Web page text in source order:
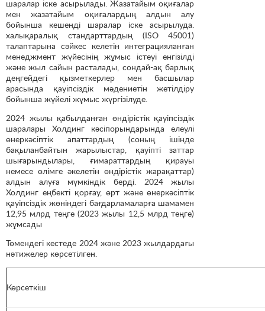
шаралар іске асырылады. Жазатайым оқиғалар
мен жазатайым оқиғалардың алдын алу
бойынша кешенді шаралар іске асырылуда.
халықаралық стандарттардың (ISO 45001)
талаптарына сәйкес келетін интеграцияланған
менеджмент жүйесінің жұмыс істеуі енгізілді
және жыл сайын расталады, сондай-ақ барлық
деңгейдегі қызметкерлер мен басшылар
арасында қауіпсіздік мәдениетін жетілдіру
бойынша жүйелі жұмыс жүргізілуде.
2024 жылы қабылданған өндірістік қауіпсіздік
шаралары Холдинг кәсіпорындарында елеулі
өнеркәсіптік апаттардың (соның ішінде
бақыланбайтын жарылыстар, қауіпті заттар
шығарындылары, ғимараттардың қирауы
немесе өлімге әкелетін өндірістік жарақаттар)
алдын алуға мүмкіндік берді. 2024 жылы
Холдинг еңбекті қорғау, өрт және өнеркәсіптік
қауіпсіздік жөніндегі бағдарламаларға шамамен
12,95 млрд теңге (2023 жылы 12,5 млрд теңге)
жұмсады
Төмендегі кестеде 2024 және 2023 жылдардағы
нәтижелер көрсетілген.
Көрсеткіш